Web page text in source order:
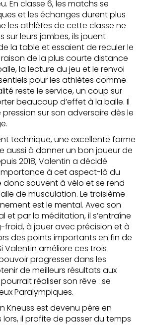
En classe 6, les matchs se
et les échanges durent plus
les athlètes de cette classe ne
sur leurs jambes, ils jouent
la table et essaient de reculer le
raison de la plus courte distance
la lecture du jeu et le renvoi
pour les athlètes comme
reste le service, un coup sur
beaucoup d’effet à la balle. Il
sur son adversaire dès le
technique, une excellente forme
aussi à donner un bon joueur de
2018, Valentin a décidé
à cet aspect-là du
donc souvent à vélo et se rend
de musculation. Le troisième
est le mental. Avec son
et par la méditation, il s’entraîne
froid, à jouer avec précision et à
des points importants en fin de
Valentin améliore ces trois
progresser dans les
de meilleurs résultats aux
réaliser son rêve : se
Paralympiques.
Kneuss est devenu père en
lors, il profite de passer du temps